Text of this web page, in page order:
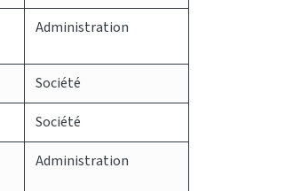
Administration
Société
Société
Administration